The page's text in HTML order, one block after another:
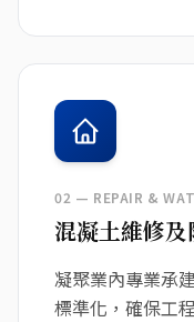
02 — REPAIR &
混凝土維修及
凝聚業內專業承
標準化，確保工